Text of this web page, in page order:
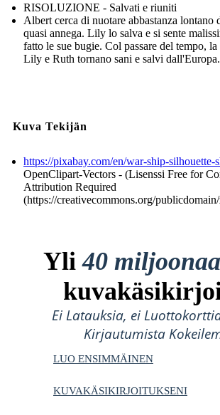
RISOLUZIONE - Salvati e riuniti
Albert cerca di nuotare abbastanza lontano
quasi annega. Lily lo salva e si sente
fatto le sue bugie. Col passare del tempo,
Lily e Ruth tornano sani e salvi dall'Europa.
Kuva Tekijän
https://pixabay.com/en/war-ship-
OpenClipart-Vectors - (Lisenssi Free for
Attribution Required
(https://creativecommons.org/
Yli40 miljoonaa
Ei Latauksia, ei
Kirjautumista
LUO ENSIMMÄINEN
KUVAKÄSIKIRJOITUKSENI